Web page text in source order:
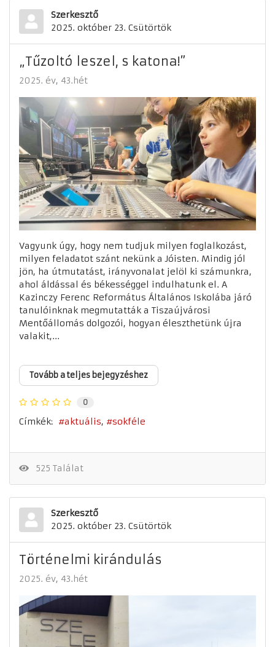
Szerkesztő
2025. október 23. Csütörtök
„Tűzoltó leszel, s katona!”
2025. év 43.hét
Vagyunk úgy, hogy nem tudjuk milyen foglalkozást,
milyen feladatot szánt nekünk a Jóisten. Mindig jól
jön, ha útmutatást, irányvonalat jelöl ki számunkra,
ahol áldással és békességgel indulhatunk el. A
Kazinczy Ferenc Református Általános Iskolába járó
tanulóinknak megmutatták a Tiszaújvárosi
Mentőállomás dolgozói, hogyan éleszthetünk újra
valakit,...
Tovább a teljes bejegyzéshez
0
Címkék: aktuális sokféle
525 Találat
Szerkesztő
2025. október 23. Csütörtök
Történelmi kirándulás
2025. év 43.hét